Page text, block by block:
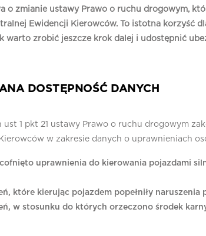
o zmianie ustawy Prawo o ruchu drogowym,
Ewidencji Kierowców.
To istotna korzyść
warto zrobić jeszcze krok dalej i udostępnić
DOSTĘPNOŚĆ DANYCH
1 pkt 21 ustawy Prawo o ruchu drogowym
w zakresie danych o uprawnieniach
uprawnienia do kierowania pojazdami
które kierując pojazdem popełniły
w stosunku do których orzeczono środek